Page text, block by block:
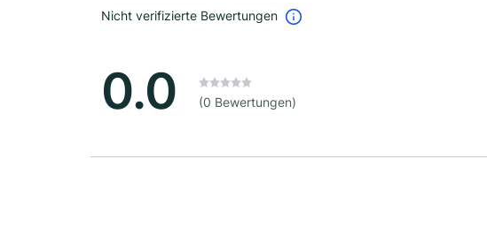
Nicht verifizierte Bewertungen
0.0 (0 Bewertungen)